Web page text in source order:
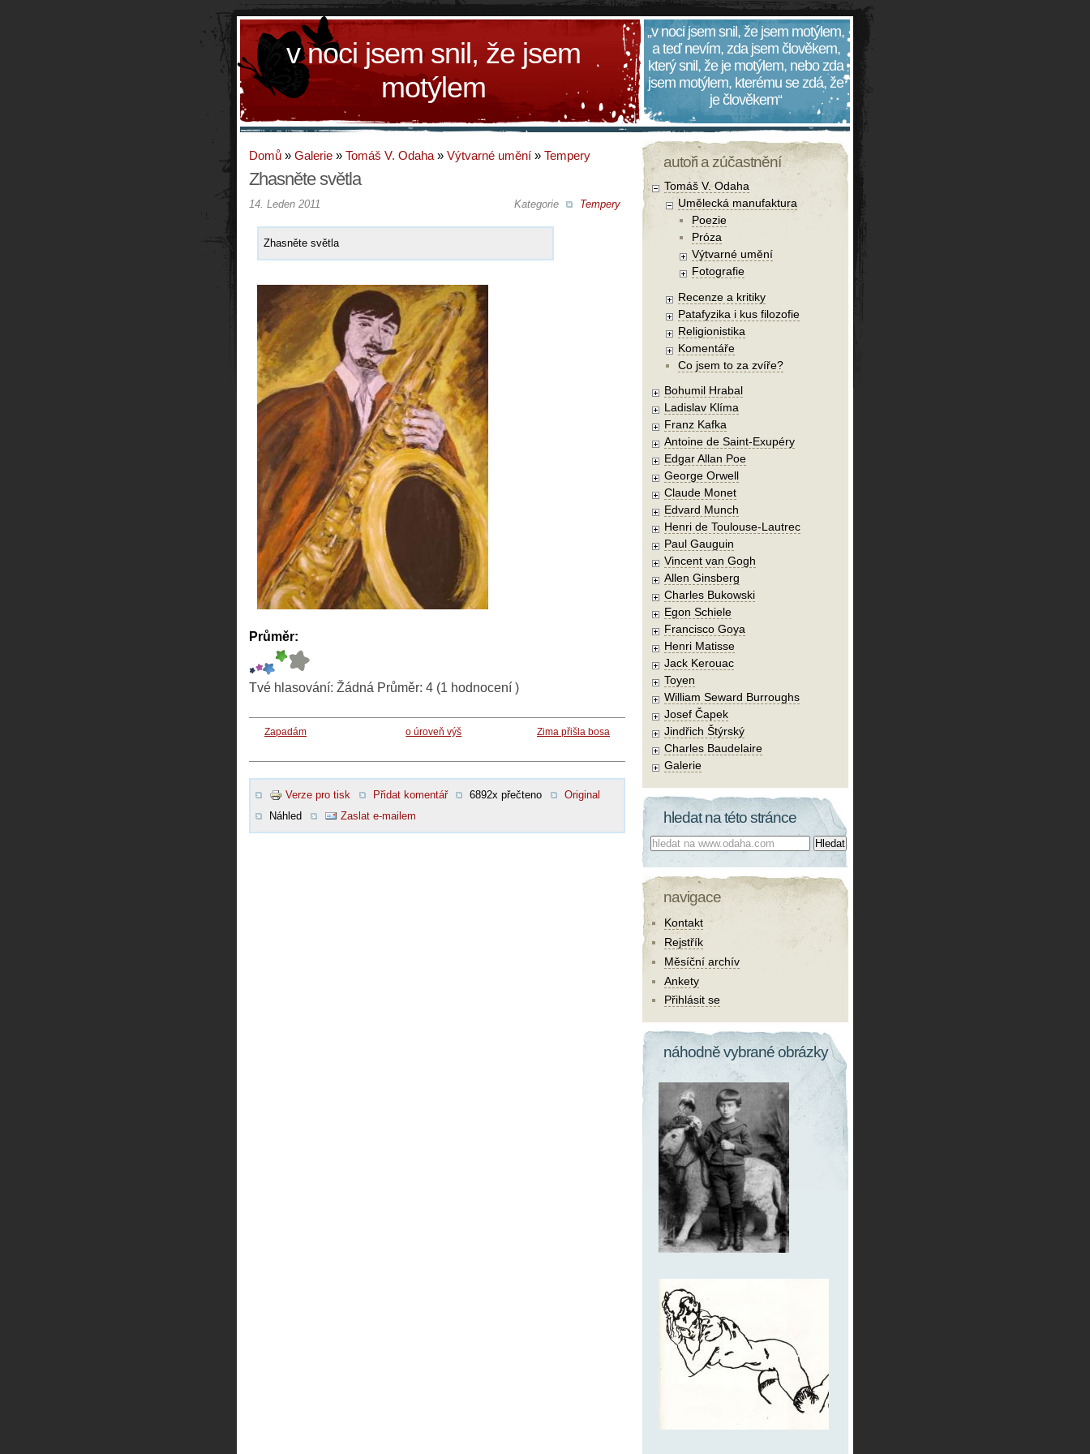
v noci jsem snil, že jsem
motýlem
„v noci jsem snil, že jsem motýlem,
a teď nevím, zda jsem člověkem,
který snil, že je motýlem, nebo zda
jsem motýlem, kterému se zdá, že
je člověkem“
Domů » Galerie » Tomáš V. Odaha » Výtvarné umění » Tempery
Zhasněte světla
Kategorie Tempery
14. Leden 2011
Zhasněte světla
Průměr:
Tvé hlasování: Žádná Průměr: 4 (1 hodnocení )
Zapadám o úroveň výš Zima přišla bosa
Verze pro tisk Přidat komentář 6892x přečteno
Original
Náhled
Zaslat e-mailem
autoři a zúčastnění
Tomáš V. Odaha
Umělecká manufaktura
Poezie
Próza
Výtvarné umění
Fotografie
Recenze a kritiky
Patafyzika i kus filozofie
Religionistika
Komentáře
Co jsem to za zvíře?
Bohumil Hrabal
Ladislav Klíma
Franz Kafka
Antoine de Saint-Exupéry
Edgar Allan Poe
George Orwell
Claude Monet
Edvard Munch
Henri de Toulouse-Lautrec
Paul Gauguin
Vincent van Gogh
Allen Ginsberg
Charles Bukowski
Egon Schiele
Francisco Goya
Henri Matisse
Jack Kerouac
Toyen
William Seward Burroughs
Josef Čapek
Jindřich Štýrský
Charles Baudelaire
Galerie
hledat na této stránce
Co hledat:
navigace
Kontakt
Rejstřík
Měsíční archív
Ankety
Přihlásit se
náhodně vybrané obrázky